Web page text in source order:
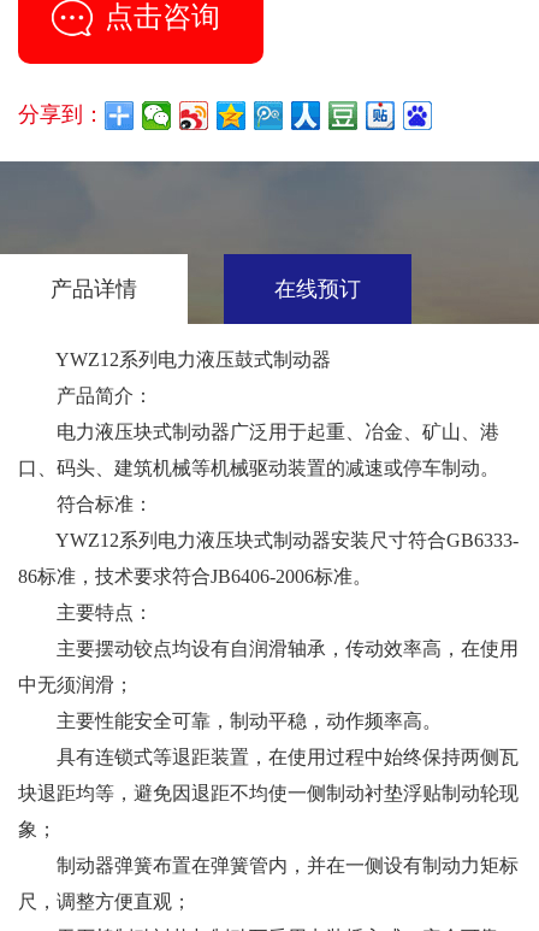
点击咨询
分享到：
产品详情 在线预订
YWZ12系列电力液压鼓式制动器
产品简介：
电力液压块式制动器广泛用于起重、冶金、矿山、港
口、码头、建筑机械等机械驱动装置的减速或停车制动。
符合标准：
YWZ12系列电力液压块式制动器安装尺寸符合GB6333-
86标准，技术要求符合JB6406-2006标准。
主要特点：
主要摆动铰点均设有自润滑轴承，传动效率高，在使用
中无须润滑；
主要性能安全可靠，制动平稳，动作频率高。
具有连锁式等退距装置，在使用过程中始终保持两侧瓦
块退距均等，避免因退距不均使一侧制动衬垫浮贴制动轮现
象；
制动器弹簧布置在弹簧管内，并在一侧设有制动力矩标
尺，调整方便直观；